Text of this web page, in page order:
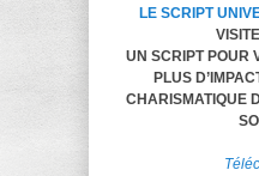
LE SCRIPT
UN SCRIPT POUR
PLUS
CHARISMATIQUE